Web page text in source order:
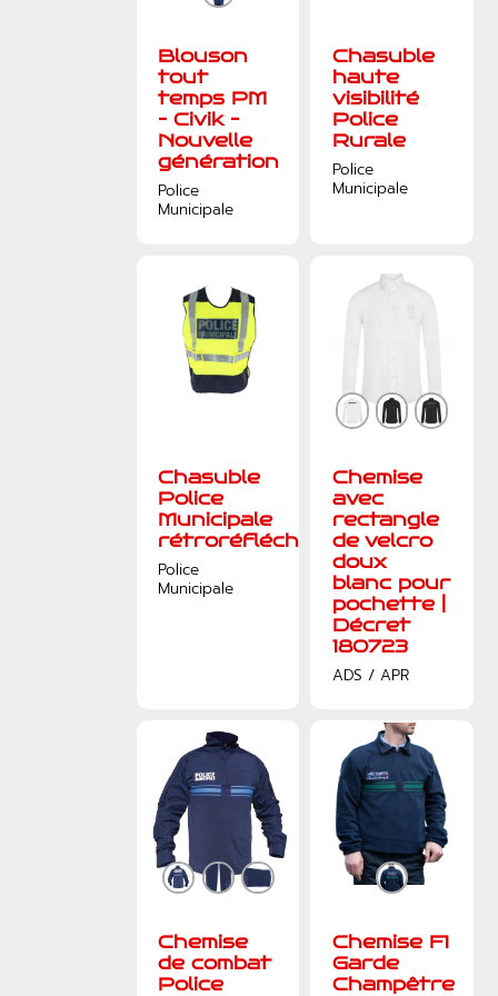
Blouson
tout
temps PM
– Civik –
Nouvelle
génération
Police
Municipale
Chasuble
haute
visibilité
Police
Rurale
Police
Municipale
Chasuble
Police
Municipale
rétroréfléchissant
Police
Municipale
Chemise
avec
rectangle
de velcro
doux
blanc pour
pochette |
Décret
180723
ADS / APR
Chemise
de combat
Police
Chemise F1
Garde
Champêtre